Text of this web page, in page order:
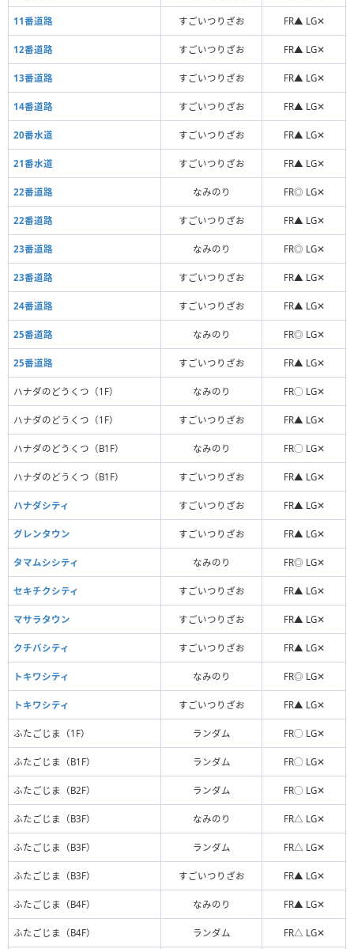
11番道路 すごいつりざお FR▲ LG✕
12番道路 すごいつりざお FR▲ LG✕
13番道路 すごいつりざお FR▲ LG✕
14番道路 すごいつりざお FR▲ LG✕
20番水道 すごいつりざお FR▲ LG✕
21番水道 すごいつりざお FR▲ LG✕
22番道路 なみのり FR◎ LG✕
22番道路 すごいつりざお FR▲ LG✕
23番道路 なみのり FR◎ LG✕
23番道路 すごいつりざお FR▲ LG✕
24番道路 すごいつりざお FR▲ LG✕
25番道路 なみのり FR◎ LG✕
25番道路 すごいつりざお FR▲ LG✕
ハナダのどうくつ（1F） なみのり FR◯ LG✕
ハナダのどうくつ（1F） すごいつりざお FR▲ LG✕
ハナダのどうくつ（B1F） なみのり FR◯ LG✕
ハナダのどうくつ（B1F） すごいつりざお FR▲ LG✕
ハナダシティ すごいつりざお FR▲ LG✕
グレンタウン すごいつりざお FR▲ LG✕
タマムシシティ なみのり FR◎ LG✕
セキチクシティ すごいつりざお FR▲ LG✕
マサラタウン すごいつりざお FR▲ LG✕
クチバシティ すごいつりざお FR▲ LG✕
トキワシティ なみのり FR◎ LG✕
トキワシティ すごいつりざお FR▲ LG✕
ふたごじま（1F） ランダム FR◯ LG✕
ふたごじま（B1F） ランダム FR◯ LG✕
ふたごじま（B2F） ランダム FR◯ LG✕
ふたごじま（B3F） なみのり FR△ LG✕
ふたごじま（B3F） ランダム FR△ LG✕
ふたごじま（B3F） すごいつりざお FR▲ LG✕
ふたごじま（B4F） なみのり FR▲ LG✕
ふたごじま（B4F） ランダム FR△ LG✕